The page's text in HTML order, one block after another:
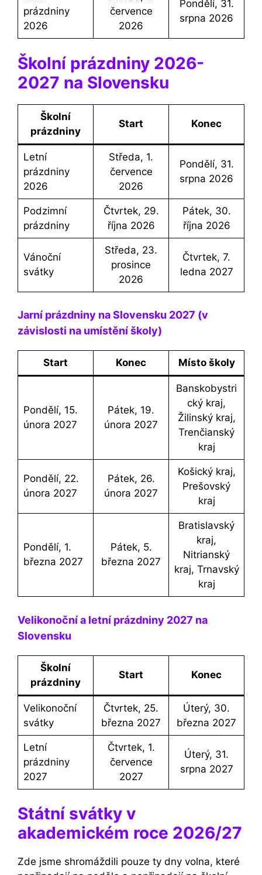
prázdniny
2026
července
2026
Pondělí, 31.
srpna 2026
Školní prázdniny 2026-
2027 na Slovensku
Školní
prázdniny
Start Konec
Letní
prázdniny
2026
Středa, 1.
července
2026
Pondělí, 31.
srpna 2026
Podzimní
prázdniny
Čtvrtek, 29.
října 2026
Pátek, 30.
října 2026
Vánoční
svátky
Středa, 23.
prosince
2026
Čtvrtek, 7.
ledna 2027
Jarní prázdniny na Slovensku 2027 (v
závislosti na umístění školy)
Start Konec Místo školy
Pondělí, 15.
února 2027
Pátek, 19.
února 2027
Banskobystri
cký kraj,
Žilinský kraj,
Trenčianský
kraj
Pondělí, 22.
února 2027
Pátek, 26.
února 2027
Košický kraj,
Prešovský
kraj
Pondělí, 1.
března 2027
Pátek, 5.
března 2027
Bratislavský
kraj,
Nitrianský
kraj, Trnavský
kraj
Velikonoční a letní prázdniny 2027 na
Slovensku
Školní
prázdniny
Start Konec
Velikonoční
svátky
Čtvrtek, 25.
března 2027
Úterý, 30.
března 2027
Letní
prázdniny
2027
Čtvrtek, 1.
července
2027
Úterý, 31.
srpna 2027
Státní svátky v
akademickém roce 2026/27
Zde jsme shromáždili pouze ty dny volna, které